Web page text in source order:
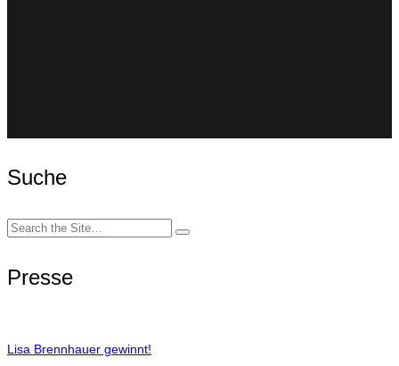
Suche
Search
Presse
Lisa Brennhauer gewinnt!